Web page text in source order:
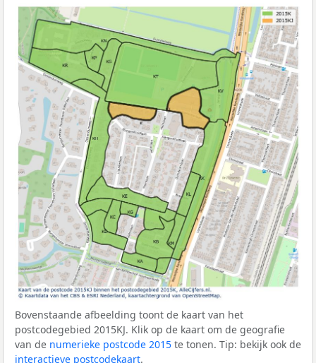
Bovenstaande afbeelding toont de kaart van het
postcodegebied 2015KJ. Klik op de kaart om de geografie
van de numerieke postcode 2015 te tonen. Tip: bekijk ook de
interactieve postcodekaart.